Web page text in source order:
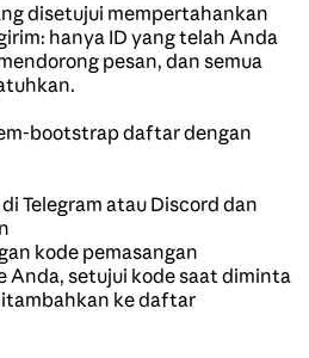
disetujui mempertahankan
hanya ID yang telah Anda
pesan, dan semua
bootstrap daftar dengan
Telegram atau Discord dan
kode pemasangan
Anda, setujui kode saat diminta
ke daftar